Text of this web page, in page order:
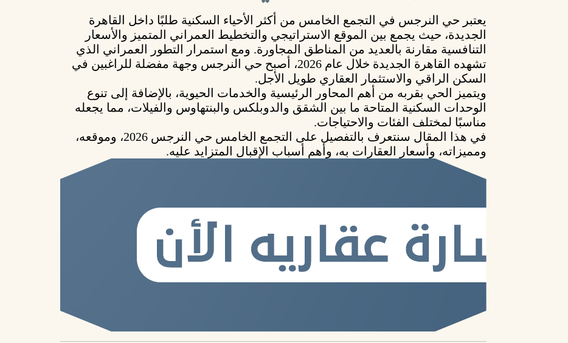
يعتبر حي النرجس في التجمع الخامس من أكثر الأحياء السكنية طلبًا داخل القاهرة
الجديدة، حيث يجمع بين الموقع الاستراتيجي والتخطيط العمراني المتميز والأسعار
التنافسية مقارنة بالعديد من المناطق المجاورة. ومع استمرار التطور العمراني الذي
تشهده القاهرة الجديدة خلال عام 2026، أصبح حي النرجس وجهة مفضلة للراغبين في
السكن الراقي والاستثمار العقاري طويل الأجل.
ويتميز الحي بقربه من أهم المحاور الرئيسية والخدمات الحيوية، بالإضافة إلى تنوع
الوحدات السكنية المتاحة ما بين الشقق والدوبلكس والبنتهاوس والفيلات، مما يجعله
مناسبًا لمختلف الفئات والاحتياجات.
في هذا المقال سنتعرف بالتفصيل على التجمع الخامس حي النرجس 2026
، وموقعه،
ومميزاته، وأسعار العقارات به، وأهم أسباب الإقبال المتزايد عليه.